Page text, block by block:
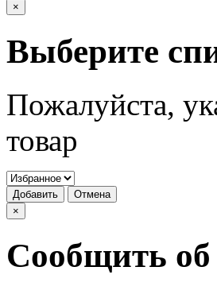
×
Выберите
Пожалуйста,
товар
Добавить
Отмена
×
Сообщить